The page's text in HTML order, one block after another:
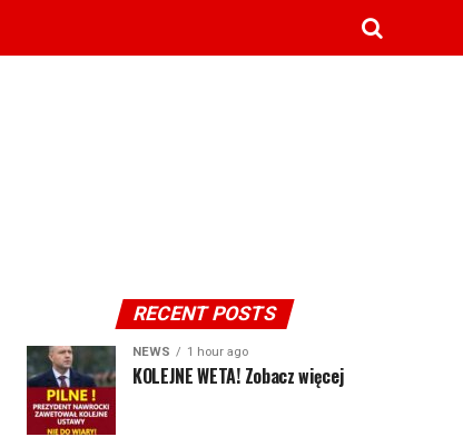
RECENT POSTS
NEWS 1 hour ago
KOLEJNE WETA! Zobacz więcej